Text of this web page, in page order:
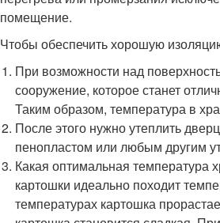
помещение.
Чтобы обеспечить хорошую
При возможности над
сооружение, которое станет
Таким образом, температура в
После этого нужно утеплить
пенопластом или любым другим
Какая оптимальная
картошки идеально походит
температурах картошка